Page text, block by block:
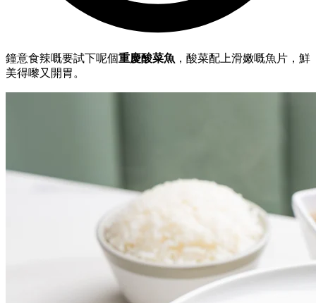
鐘意食辣嘅要試下呢個重慶酸菜魚 ，酸菜配上滑嫩嘅魚片，鮮
美得嚟又開胃。